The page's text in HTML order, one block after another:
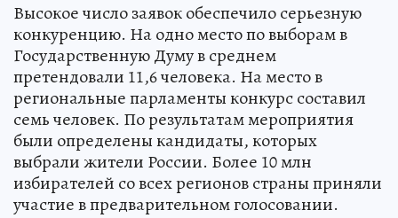
Высокое число заявок обеспечило серьезную
конкуренцию. На одно место по выборам в
Государственную Думу в среднем
претендовали 11,6 человека. На место в
региональные парламенты конкурс составил
семь человек. По результатам мероприятия
были определены кандидаты, которых
выбрали жители России. Более 10 млн
избирателей со всех регионов страны приняли
участие в предварительном голосовании.